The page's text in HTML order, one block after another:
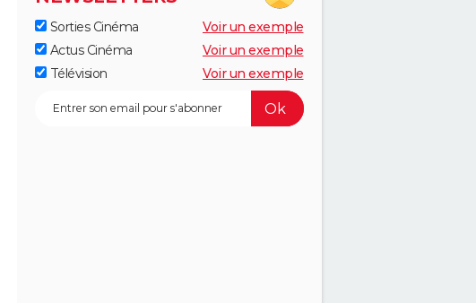
Sorties Cinéma
Voir un exemple
Actus Cinéma
Voir un exemple
Télévision
Voir un exemple